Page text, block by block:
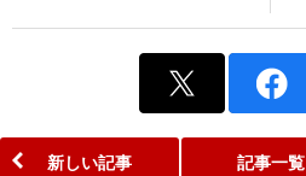
新しい記事 記事一覧